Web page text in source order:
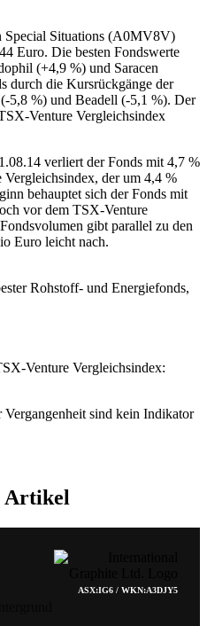
Special Situations (A0MV8V)
Euro. Die besten Fondswerte
(+4,9 %) und Saracen
durch die Kursrückgänge der
5,8 %) und Beadell (-5,1 %). Der
Venture Vergleichsindex
verliert der Fonds mit 4,7 %
der um 4,4 %
behauptet sich der Fonds mit
vor dem TSX-Venture
gibt parallel zu den
Euro leicht nach.
Rohstoff- und Energiefonds,
Venture Vergleichsindex:
sind kein Indikator
Artikel
ASX:IG6 / WKN:A3DJY5